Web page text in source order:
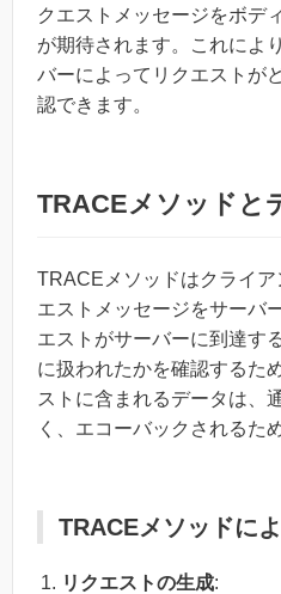
クエストメッセージをボデ
が期待されます。これによ
バーによってリクエストが
認できます。
TRACEメソッドと
TRACEメソッドはクライ
エストメッセージをサーバ
エストがサーバーに到達す
に扱われたかを確認するた
ストに含まれるデータは、
く、エコーバックされるた
TRACEメソッドに
リクエストの生成: